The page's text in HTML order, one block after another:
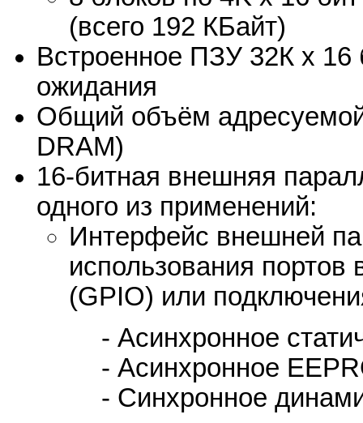
(всего 192 КБайт)
Встроенное ПЗУ 32К х 16
ожидания
Общий объём
DRAM)
16-битная внешняя
одного из применений:
Интерфейс внешней
использования
(GPIO) или
- Асинхронное
- Асинхронное
- Синхронное